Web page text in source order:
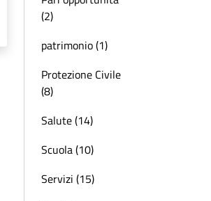
(2)
patrimonio (1)
Protezione Civile
(8)
Salute (14)
Scuola (10)
Servizi (15)